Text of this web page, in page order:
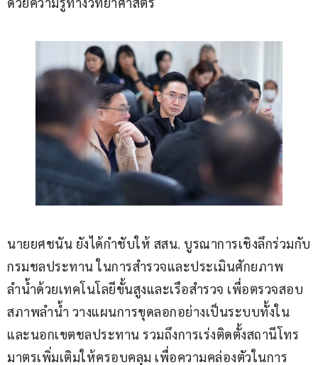
นายยศชนัน ยังได้กำชับให้ สสน. บูรณาการเชิงลึกร่วมกับ
กรมชลประทาน ในการสำรวจและประเมินศักยภาพ
ลำน้ำด้วยเทคโนโลยีขั้นสูงและเรือสำรวจ เพื่อตรวจสอบ
สภาพลำน้ำ วางแผนการขุดลอกอย่างเป็นระบบทั้งใน
และนอกเขตชลประทาน รวมถึงการเร่งติดตั้งสถานีโทร
มาตรเพิ่มเติมให้ครอบคลุม เพื่อความคล่องตัวในการ